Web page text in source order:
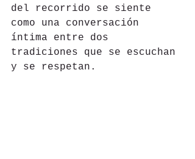
del recorrido se siente
como una conversación
íntima entre dos
tradiciones que se escuchan
y se respetan.